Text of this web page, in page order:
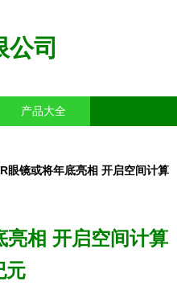
司
产品大全
眼镜或将年底亮相 开启空间计算
亮相 开启空间计算
元